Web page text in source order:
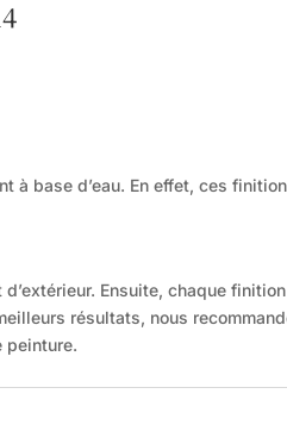
à base d’eau. En effet, ces
Ensuite, chaque
résultats, nous
peinture.